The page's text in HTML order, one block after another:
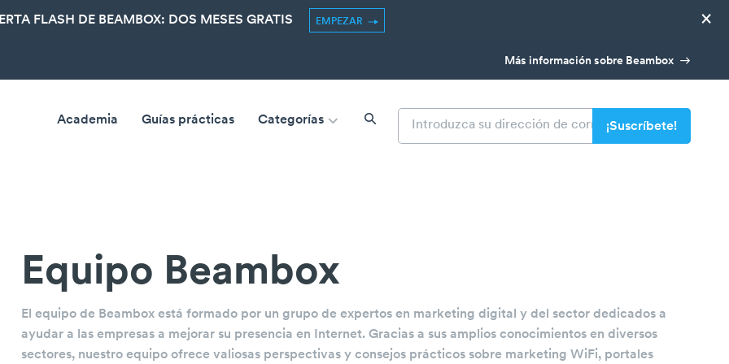
FLASH DE BEAMBOX: DOS MESES GRATIS EMPEZAR ×
Más información sobre Beambox
Academia Guías prácticas Categorías
Equipo Beambox
El equipo de Beambox está formado por un grupo de expertos en marketing digital y del sector dedicados a
ayudar a las empresas a mejorar su presencia en Internet. Gracias a sus amplios conocimientos en diversos
sectores, nuestro equipo ofrece valiosas perspectivas y consejos prácticos sobre marketing WiFi, portales